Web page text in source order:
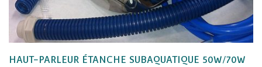
HAUT-PARLEUR ÉTANCHE SUBAQUATIQUE 50W/70W